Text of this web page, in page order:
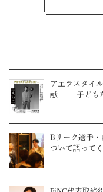
アエラスタイ
献 ―― 子ども
Bリーク選手
ついて語って